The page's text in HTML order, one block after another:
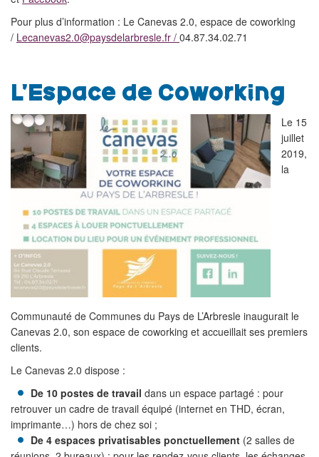
Pour plus d’information : Le Canevas 2.0, espace de coworking
/ Lecanevas2.0@paysdelarbresle.fr / 04.87.34.02.71
L’Espace de Coworking
Le 15
juillet
2019,
la
Communauté de Communes du Pays de L’Arbresle inaugurait le
Canevas 2.0, son espace de coworking et accueillait ses premiers
clients.
Le Canevas 2.0 dispose :
De 10 postes de travail dans un espace partagé : pour
retrouver un cadre de travail équipé (internet en THD, écran,
imprimante…) hors de chez soi ;
De 4 espaces privatisables ponctuellement (2 salles de